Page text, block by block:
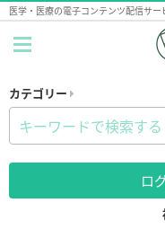
医学・医療の電子コンテンツ配信サー
カテゴリー
ロ